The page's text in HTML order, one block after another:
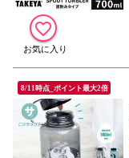
8/11時点_ポイント最大2倍